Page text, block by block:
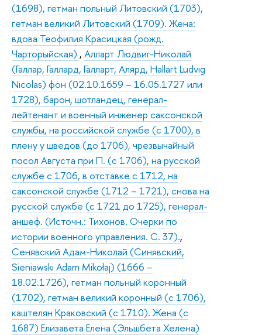
(1698), гетман польный Литовский (1703),
гетман великий Литовский (1709). Жена:
вдова Теофилия Красицкая (рожд.
Чарторыйская) , Алларт Людвиг-Николай
(Галлар, Галлард, Галларт, Алярд, Hallart Ludvig
Nicolas) фон (02.10.1659 – 16.05.1727 или
1728), барон, шотландец, генерал-
лейтенант и военный инженер саксонской
службы, на российской службе (с 1700), в
плену у шведов (до 1706), чрезвычайный
посол Августа при П. (с 1706), на русской
службе с 1706, в отставке с 1712, на
саксонской службе (1712 – 1721), снова на
русской службе (с 1721 до 1725), генерал-
аншеф. (Источн.: Тихонов. Очерки по
истории военного управления. С. 37).,
Сенявский Адам-Николай (Синявский,
Sieniawski Adam Mikołaj) (1666 –
18.02.1726), гетман польный коронный
(1702), гетман великий коронный (с 1706),
каштелян Краковский (с 1710). Жена (с
1687) Елизавета Елена (Эльшбета Хелена)